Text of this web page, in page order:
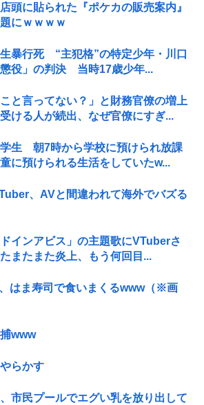
頭に貼られた『ポケカの販売案内』
にｗｗｗｗ
生暴行死 “主犯格”の特定少年・川口
役」の判決 当時17歳少年...
と言ってない？」と財務官僚の増上
ける人が続出、なぜ官僚にすぎ...
学生 朝7時から学校に預けられ放課
に預けられる生活をしていたw...
、AVと間違われて海外でバズる
インアビス」の主題歌にVTuberさ
またまた炎上、もう何回目...
はま寿司で食いまくるwww（※画
www
らかす
市民プールでエグい乳を放り出して